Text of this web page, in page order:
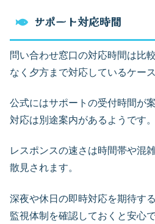
サポート対応時間
問い合わせ窓口の対応時間は比
なく夕方まで対応しているケー
公式にはサポートの受付時間が
対応は別途案内があるようです。
レスポンスの速さは時間帯や混
散見されます。
深夜や休日の即時対応を期待す
監視体制を確認しておくと安心で